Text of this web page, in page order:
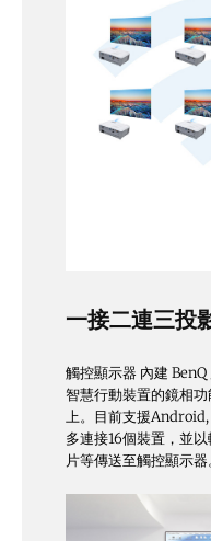
一接二連三投
觸控顯示器 內建
智慧行動裝置的鏡相
上。目前支援
多連接16個裝置，並
片等傳送至觸控顯示器